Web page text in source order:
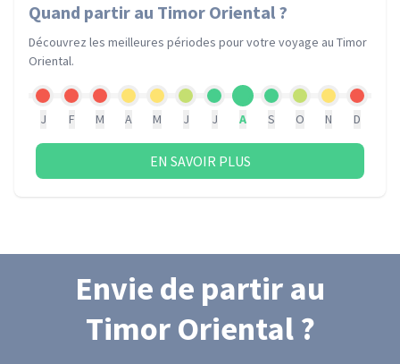
Quand partir au Timor Oriental ?
Découvrez les meilleures périodes pour votre voyage au Timor
Oriental.
J F M A M J J A S O N D
EN SAVOIR PLUS
Envie de partir au
Timor Oriental?